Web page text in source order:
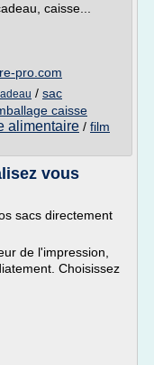
caisse...
pro.com
/ sac
caisse
alimentaire / film
vous
sacs directement
de l'impression,
Choisissez